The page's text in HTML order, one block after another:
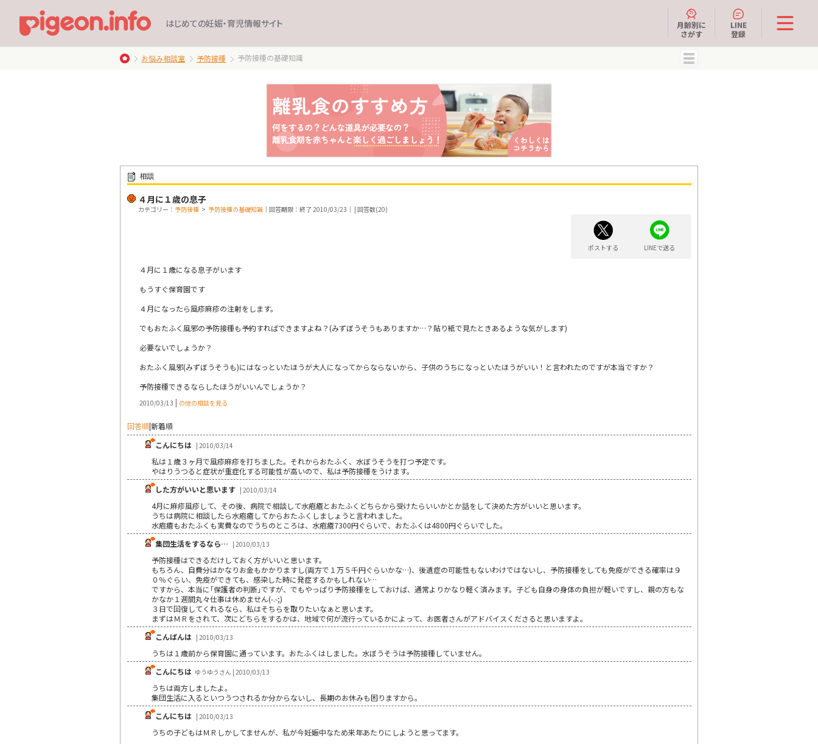
はじめての妊娠・育児情報サイト
月齢別に
さがす
LINE
登録
お悩み相談室 予防接種 予防接種の基礎知識
相談
４月に１歳の息子
カテゴリー： 予防接種 > 予防接種の基礎知識 ｜回答期限：終了 2010/03/23｜ | 回答数(20)
ポストする LINEで送る
４月に１歳になる息子がいます
もうすぐ保育園です
４月になったら風疹麻疹の注射をします。
でもおたふく風邪の予防接種も予約すればできますよね？(みずぼうそうもありますか…？貼り紙で見たときあるような気がします)
必要ないでしょうか？
おたふく風邪(みずぼうそうも)にはなっといたほうが大人になってからならないから、子供のうちになっといたほうがいい！と言われたのですが本当ですか？
予防接種できるならしたほうがいいんでしょうか？
2010/03/13 | の他の相談を見る
回答順|新着順
こんにちは | 2010/03/14
私は１歳３ヶ月で風疹麻疹を打ちました。それからおたふく、水ぼうそうを打つ予定です。
やはりうつると症状が重症化する可能性が高いので、私は予防接種をうけます。
した方がいいと思います | 2010/03/14
4月に麻疹風疹して、その後、病院で相談して水疱瘡とおたふくどちらから受けたらいいかとか話をして決めた方がいいと思います。
うちは病院に相談したら水疱瘡してからおたふくしましょうと言われました。
水疱瘡もおたふくも実費なのでうちのところは、水疱瘡7300円ぐらいで、おたふくは4800円ぐらいでした。
集団生活をするなら… | 2010/03/13
予防接種はできるだけしておく方がいいと思います。
もちろん、自費分はかなりお金もかかりますし(両方で１万５千円ぐらいかな…)、後遺症の可能性もないわけではないし、予防接種をしても免疫ができる確率は９
０％ぐらい、免疫ができても、感染した時に発症するかもしれない…
ですから、本当に｢保護者の判断｣ですが、でもやっぱり予防接種をしておけば、通常よりかなり軽く済みます。子ども自身の身体の負担が軽いですし、親の方もな
かなか１週間丸々仕事は休めません(-.-;)
３日で回復してくれるなら、私はそちらを取りたいなぁと思います。
まずはＭＲをされて、次にどちらをするかは、地域で何が流行っているかによって、お医者さんがアドバイスくださると思いますよ。
こんばんは | 2010/03/13
うちは１歳前から保育園に通っています。おたふくはしました。水ぼうそうは予防接種していません。
こんにちは ゆうゆうさん | 2010/03/13
うちは両方しましたよ。
集団生活に入るといつうつされるか分からないし、長期のお休みも困りますから。
こんにちは | 2010/03/13
うちの子どもはＭＲしかしてませんが、私が今妊娠中なため来年あたりにしようと思ってます。